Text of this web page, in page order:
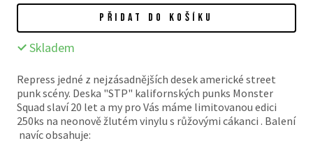
PŘIDAT DO KOŠÍKU
Skladem
Repress jedné z nejzásadnějších desek americké street
punk scény. Deska "STP" kalifornských punks Monster
Squad slaví 20 let a my pro Vás máme limitovanou edici
250ks na neonově žlutém vinylu s růžovými cákanci . Balení
navíc obsahuje: